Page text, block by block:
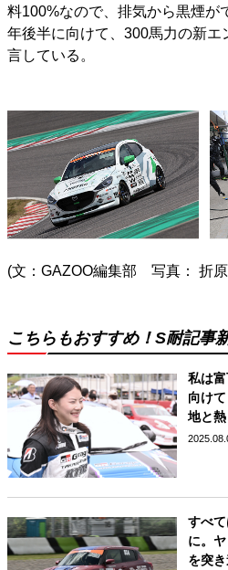
料100%なので、排気から黒煙が
年後半に向けて、300馬力の新エ
言している。
(文：GAZOO編集部 写真： 折原
こちらもおすすめ！S耐記事
私は
向け
地と
すべ
に。
を突